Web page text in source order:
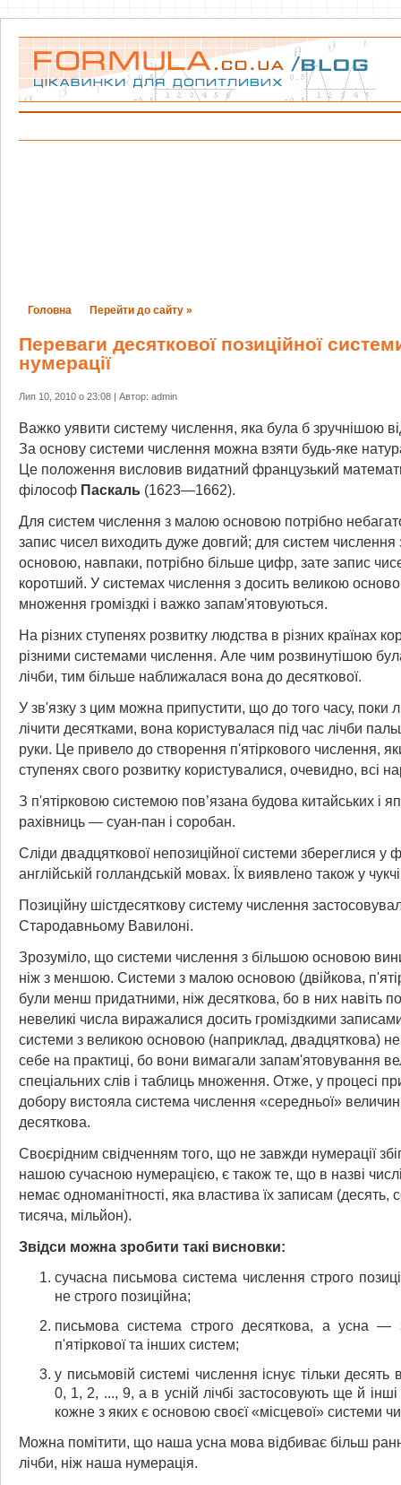
Головна Перейти до сайту »
Переваги десяткової позиційної
нумерації
Лип 10, 2010 о 23:08 | Автор: admin
Важко уявити систему числення, яка була б зручнішою
За основу системи числення можна взяти будь-яке
Це положення висловив видатний французький
філософ Паскаль (1623—1662).
Для систем числення з малою основою потрібно
запис чисел виходить дуже довгий; для систем числення
основою, навпаки, потрібно більше цифр, зате запис
коротший. У системах числення з досить великою
множення громіздкі і важко запам'ятовуються.
На різних ступенях розвитку людства в різних країнах
різними системами числення. Але чим розвинутішою
лічби, тим більше наближалася вона до десяткової.
У зв'язку з цим можна припустити, що до того часу, поки
лічити десятками, вона користувалася під час лічби
руки. Це привело до створення п'ятіркового числення,
ступенях свого розвитку користувалися, очевидно, всі
З п'ятірковою системою пов’язана будова китайських і
рахівниць — суан-пан і соробан.
Сліди двадцяткової непозиційної системи збереглися у
англійській голландській мовах. Їх виявлено також у
Позиційну шістдесяткову систему числення
Стародавньому Вавилоні.
Зрозуміло, що системи числення з більшою основою
ніж з меншою. Системи з малою основою (двійкова,
були менш придатними, ніж десяткова, бо в них навіть
невеликі числа виражалися досить громіздкими
системи з великою основою (наприклад, двадцяткова)
себе на практиці, бо вони вимагали запам'ятовування
спеціальних слів і таблиць множення. Отже, у процесі
добору вистояла система числення «середньої»
десяткова.
Своєрідним свідченням того, що не завжди нумерації
нашою сучасною нумерацією, є також те, що в назві
немає одноманітності, яка властива їх записам (десять,
тисяча, мільйон).
Звідси можна зробити такі висновки:
сучасна письмова система числення строго
не строго позиційна;
письмова система строго десяткова, а усна —
п'ятіркової та інших систем;
у письмовій системі числення існує тільки десять
0, 1, 2, ..., 9, а в усній лічбі застосовують ще й інші
кожне з яких є основою своєї «місцевої» системи
Можна помітити, що наша усна мова відбиває більш
лічби, ніж наша нумерація.